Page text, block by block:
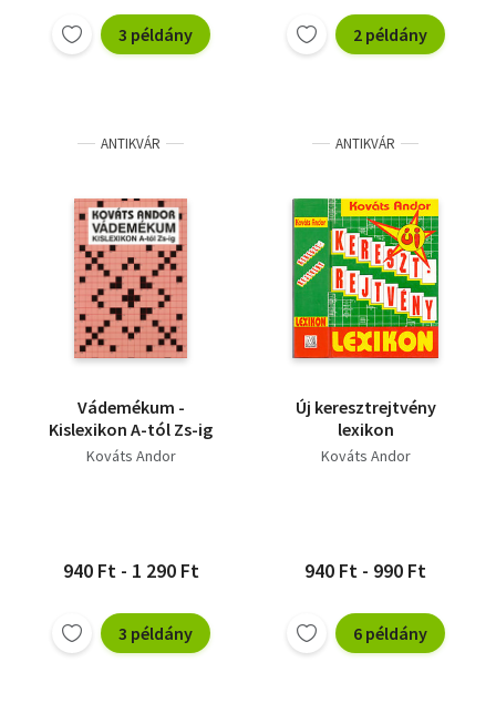
3 példány 2 példány
ANTIKVÁR
Vádemékum -
Kislexikon A-tól Zs-ig
Kováts Andor
940 Ft - 1 290 Ft
3 példány
ANTIKVÁR
Új keresztrejtvény
lexikon
Kováts Andor
940 Ft - 990 Ft
6 példány